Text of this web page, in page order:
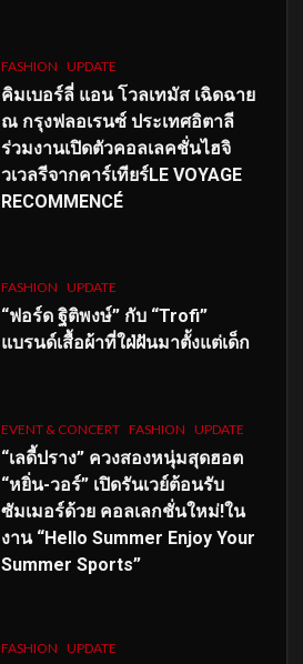
FASHION UPDATE
คิมเบอร์ลี่ แอน โวลเทมัส เฉิดฉาย
ณ กรุงฟลอเรนซ์ ประเทศอิตาลี
ร่วมงานเปิดตัวคอลเลคชั่นไฮจิ
วเวลรีจากคาร์เทียร์LE VOYAGE
RECOMMENCÉ
FASHION UPDATE
“ฟอร์ด ฐิติพงษ์” กับ “Trofi”
แบรนด์เสื้อผ้าที่ใฝ่ฝันมาตั้งแต่เด็ก
EVENT & CONCERT FASHION UPDATE
“เลดี้ปราง” ควงสองหนุ่มสุดฮอต
“หยิ่น-วอร์” เปิดรันเวย์ต้อนรับ
ซัมเมอร์ด้วย คอลเลกชั่นใหม่!ใน
งาน “Hello Summer Enjoy Your
Summer Sports”
FASHION UPDATE